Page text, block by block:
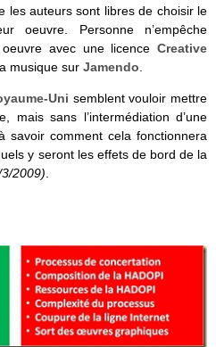
les auteurs sont libres de choisir le
oeuvre. Personne n’empêche
avec une licence Creative
musique sur Jamendo
Uni semblent vouloir mettre
mais sans l’intermédiation d’une
savoir comment cela fonctionnera
y seront les effets de bord de la
2009).